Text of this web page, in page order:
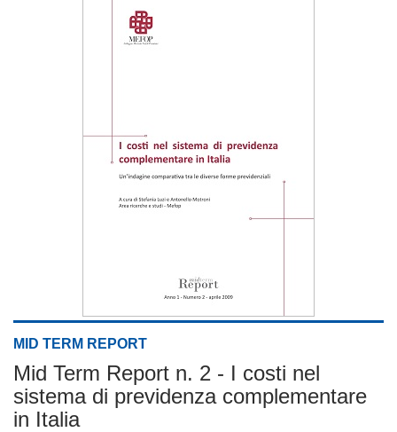
MID TERM REPORT
Mid Term Report n. 2 - I costi nel
sistema di previdenza complementare
in Italia